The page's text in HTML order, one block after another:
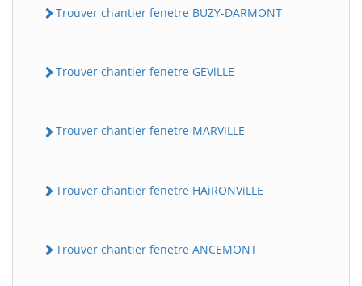
Trouver chantier fenetre BUZY-DARMONT
Trouver chantier fenetre GEViLLE
Trouver chantier fenetre MARViLLE
Trouver chantier fenetre HAiRONViLLE
Trouver chantier fenetre ANCEMONT